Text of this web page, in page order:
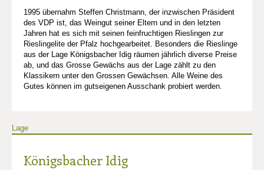
1995 übernahm Steffen Christmann, der inzwischen Präsident
des VDP ist, das Weingut seiner Eltern und in den letzten
Jahren hat es sich mit seinen feinfruchtigen Rieslingen zur
Rieslingelite der Pfalz hochgearbeitet. Besonders die Rieslinge
aus der Lage Königsbacher Idig räumen jährlich diverse Preise
ab, und das Grosse Gewächs aus der Lage zählt zu den
Klassikern unter den Grossen Gewächsen. Alle Weine des
Gutes können im gutseigenen Ausschank probiert werden.
Lage
Königsbacher Idig